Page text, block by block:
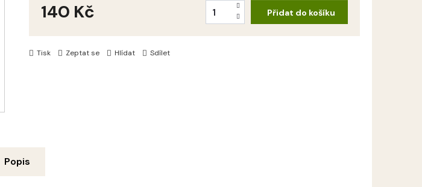
Tisk Zeptat se Hlídat Sdílet
140 Kč Přidat do košíku
Popis